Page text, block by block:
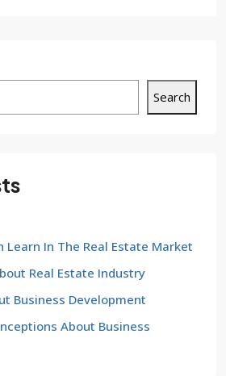
Search
Learn In The Real Estate Market
Real Estate Industry
Business Development
About Business